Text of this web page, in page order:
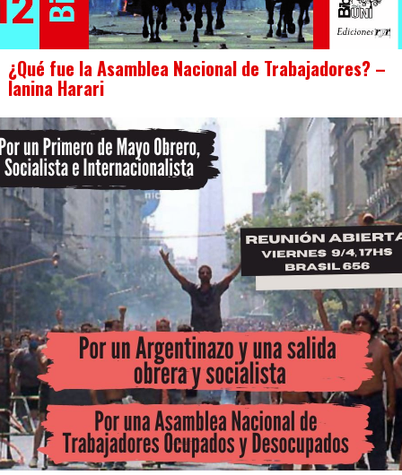
¿Qué fue la Asamblea Nacional de Trabajadores? –
Ianina Harari